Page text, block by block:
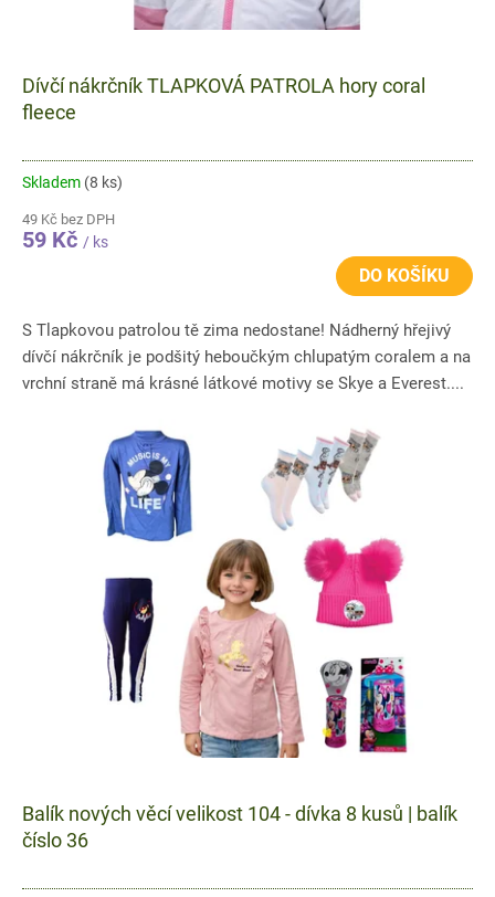
Dívčí nákrčník TLAPKOVÁ PATROLA hory coral
fleece
Skladem (8 ks)
49 Kč bez DPH
59 Kč / ks
DO KOŠÍKU
S Tlapkovou patrolou tě zima nedostane! Nádherný hřejivý
dívčí nákrčník je podšitý heboučkým chlupatým coralem a na
vrchní straně má krásné látkové motivy se Skye a Everest....
Balík nových věcí velikost 104 - dívka 8 kusů | balík
číslo 36